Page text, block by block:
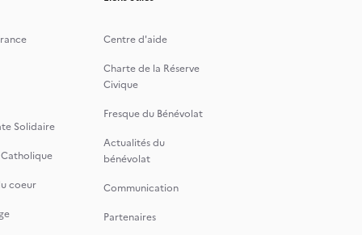
Solidaire
coeur
Centre d'aide
Charte de la Réserve
Civique
Fresque du Bénévolat
Actualités du
bénévolat
Communication
Partenaires